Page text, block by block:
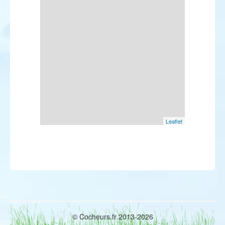
Leaflet
© Cocheurs.fr 2013-2026